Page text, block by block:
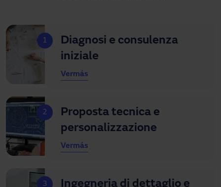
1
Diagnosi e consulenza
iniziale
Vermás
2
Proposta tecnica e
personalizzazione
Vermás
3
Ingegneria di dettaglio e